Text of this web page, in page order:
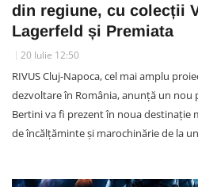
din regiune, cu colecții
Lagerfeld și Premiata
20 Iulie 12:50
RIVUS Cluj-Napoca, cel mai amplu
dezvoltare în România, anunță un
Bertini va fi prezent în noua destinație
de încălțăminte și marochinărie de la